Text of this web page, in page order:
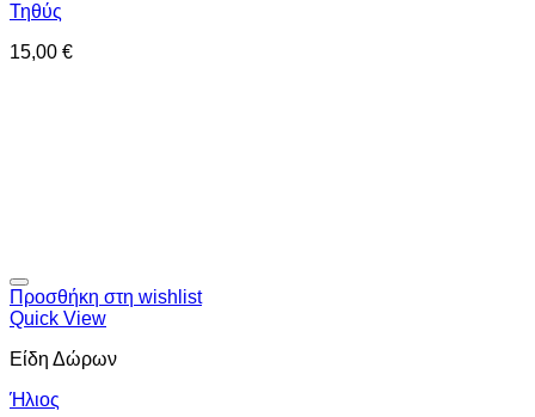
Τηθύς
15,00 €
Προσθήκη στη wishlist
Quick View
Είδη Δώρων
Ήλιος